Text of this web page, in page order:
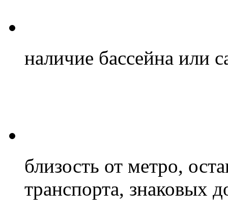
наличие бассейна или
близость от метро,
транспорта, знаковых